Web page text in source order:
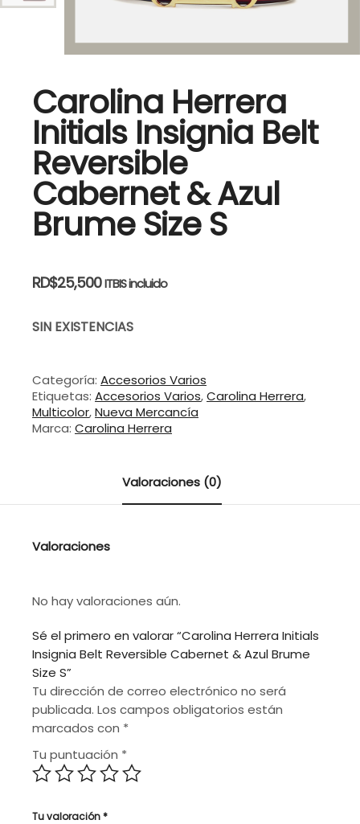
Carolina Herrera
Initials Insignia Belt
Reversible
Cabernet & Azul
Brume Size S
RD$25,500 ITBIS incluido
SIN EXISTENCIAS
Categoría: Accesorios Varios
Etiquetas: Accesorios Varios,Carolina Herrera,
Multicolor,Nueva Mercancía
Marca: Carolina Herrera
Valoraciones (0)
Valoraciones
No hay valoraciones aún.
Sé el primero en valorar “Carolina Herrera Initials
Insignia Belt Reversible Cabernet & Azul Brume
Size S”
Tu dirección de correo electrónico no será
publicada. Los campos obligatorios están
marcados con *
Tu puntuación *
Tu valoración*